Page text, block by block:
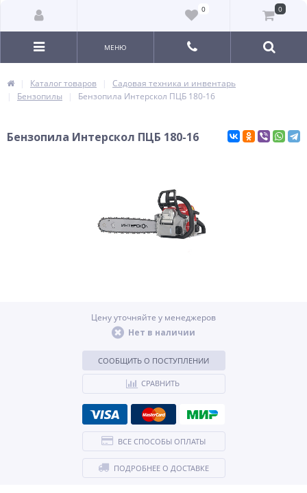
0 0
МЕНЮ
Каталог товаров
Садовая техника и инвентарь
Бензопилы
Бензопила Интерскол ПЦБ 180-16
Бензопила Интерскол ПЦБ 180-16
Цену уточняйте у менеджеров
Нет в наличии
СООБЩИТЬ О ПОСТУПЛЕНИИ
СРАВНИТЬ
ВСЕ СПОСОБЫ ОПЛАТЫ
ПОДРОБНЕЕ О ДОСТАВКЕ